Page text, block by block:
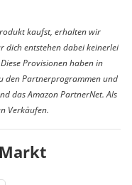
kaufst, erhalten wir
dich entstehen dabei keinerlei
Provisionen haben in
den Partnerprogrammen und
das Amazon PartnerNet. Als
Verkäufen.